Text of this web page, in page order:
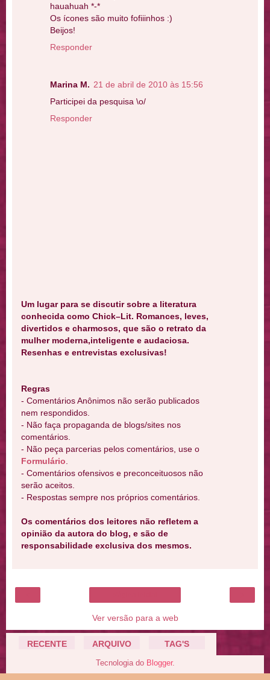
hauahuah *-*
Os ícones são muito fofiiinhos :)
Beijos!
Responder
Marina M. 21 de abril de 2010 às 15:56
Participei da pesquisa \o/
Responder
Um lugar para se discutir sobre a literatura
conhecida como Chick–Lit. Romances, leves,
divertidos e charmosos, que são o retrato da
mulher moderna,inteligente e audaciosa.
Resenhas e entrevistas exclusivas!
Regras
- Comentários Anônimos não serão publicados
nem respondidos.
- Não faça propaganda de blogs/sites nos
comentários.
- Não peça parcerias pelos comentários, use o
Formulário
- Comentários ofensivos e preconceituosos não
serão aceitos.
- Respostas sempre nos próprios comentários.
Os comentários dos leitores não refletem a
opinião da autora do blog, e são de
responsabilidade exclusiva dos mesmos.
Ver versão para a web
RECENTE ARQUIVO TAG'S
Tecnologia do Blogger.